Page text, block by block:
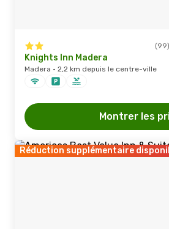
(99)
Knights Inn Madera
Madera · 2,2 km depuis le centre-ville
Montrer les
Réduction supplémentaire